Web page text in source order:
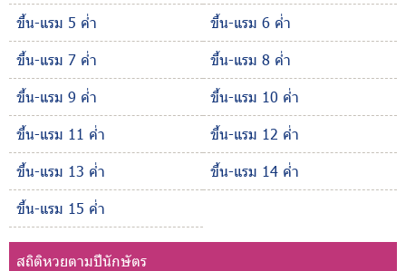
ขึ้น-แรม 5 ค่ำ
ขึ้น-แรม 6 ค่ำ
ขึ้น-แรม 7 ค่ำ
ขึ้น-แรม 8 ค่ำ
ขึ้น-แรม 9 ค่ำ
ขึ้น-แรม 10 ค่ำ
ขึ้น-แรม 11 ค่ำ
ขึ้น-แรม 12 ค่ำ
ขึ้น-แรม 13 ค่ำ
ขึ้น-แรม 14 ค่ำ
ขึ้น-แรม 15 ค่ำ
สถิติหวยตามปีนักษัตร